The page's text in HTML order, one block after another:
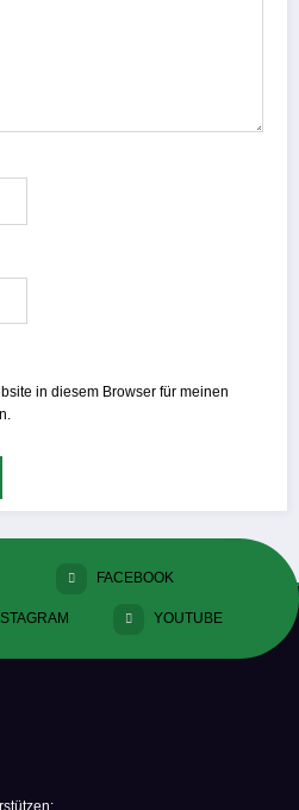
in diesem Browser für meinen
FACEBOOK
YOUTUBE